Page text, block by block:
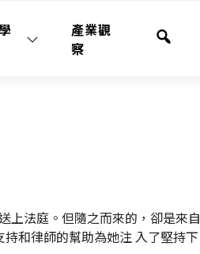
產業觀
察
全
上法庭。但隨之而來的，卻是來自
和律師的幫助為她注 入了堅持下